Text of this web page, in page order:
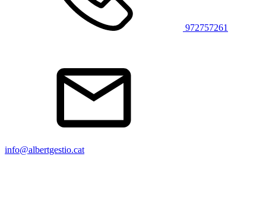
972757261
info@albertgestio.cat